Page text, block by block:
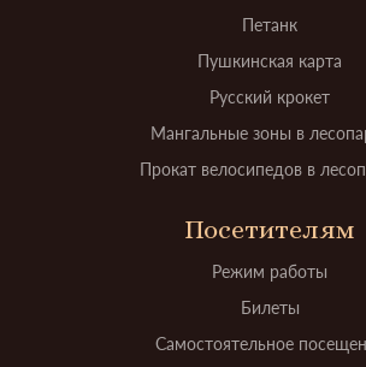
Петанк
Пушкинская карта
Русский крокет
Мангальные зоны в
Прокат велосипедов в
Посетителям
Режим работы
Билеты
Самостоятельное